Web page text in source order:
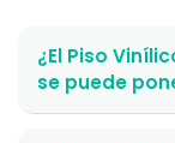
¿El Piso
se puede